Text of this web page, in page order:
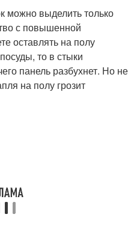
можно выделить только
с повышенной
оставлять на полу
то в стыки
панель разбухнет. Но не
на полу грозит